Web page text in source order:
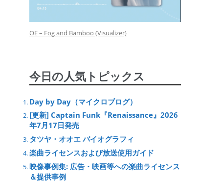
OE – Fog and Bamboo (Visualizer)
今日の人気トピックス
Day by Day（マイクロブログ）
[更新] Captain Funk『Renaissance』2026
年7月17日発売
タツヤ・オオエ バイオグラフィ
楽曲ライセンスおよび放送使用ガイド
映像事例集: 広告・映画等への楽曲ライセンス
＆提供事例